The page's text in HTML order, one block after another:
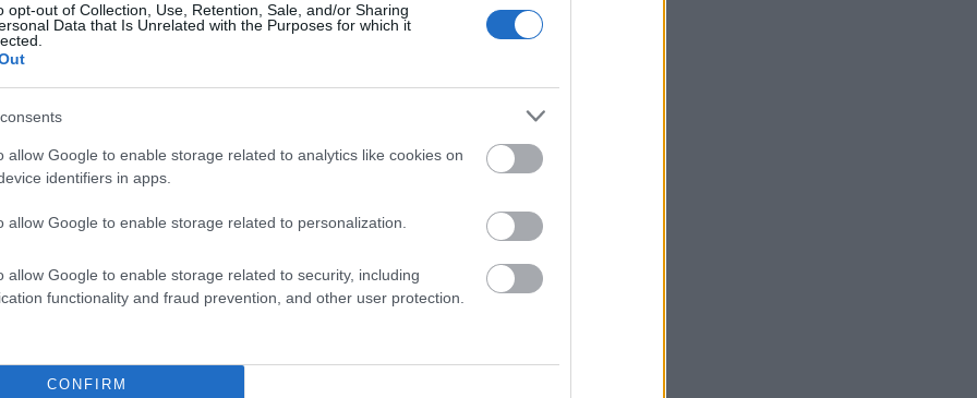
opt-out of Collection, Use, Retention, Sale, and/or Sharing
Data that Is Unrelated with the Purposes for which it
allow Google to enable storage related to analytics like cookies on
identifiers in apps.
allow Google to enable storage related to personalization.
allow Google to enable storage related to security, including
functionality and fraud prevention, and other user protection.
CONFIRM
abonenci Dobrego słownika.